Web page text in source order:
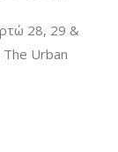
28, 29 &
Urban